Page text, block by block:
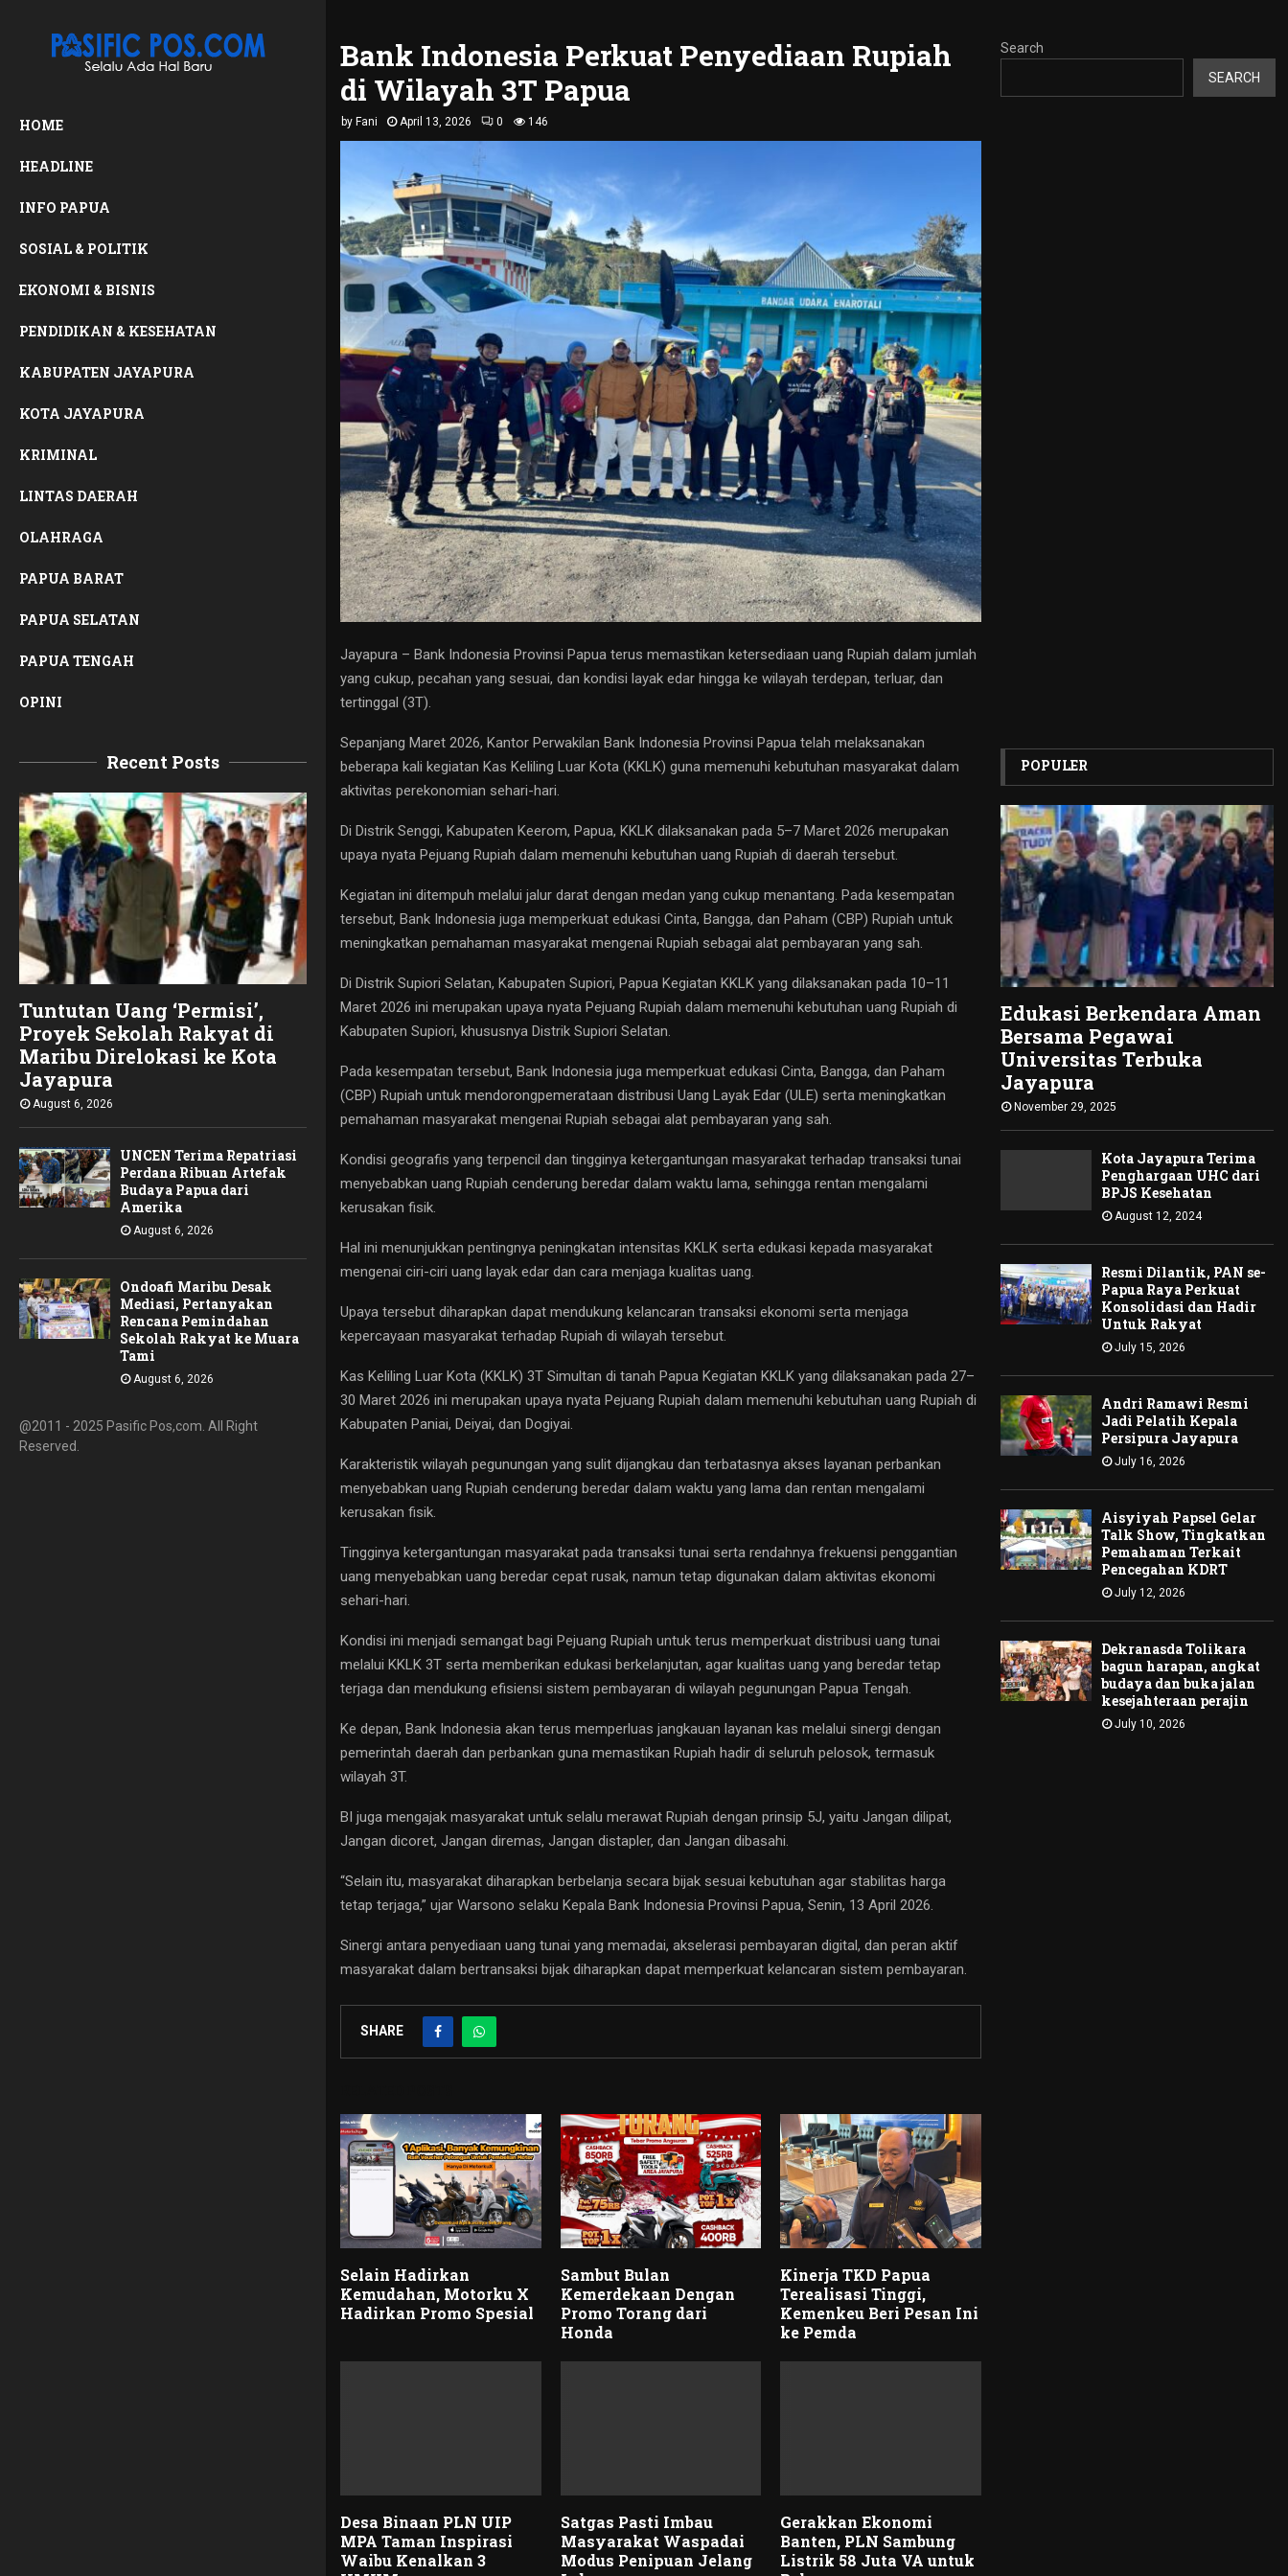
HOME
HEADLINE
INFO PAPUA
SOSIAL & POLITIK
EKONOMI & BISNIS
PENDIDIKAN & KESEHATAN
KABUPATEN JAYAPURA
KOTA JAYAPURA
KRIMINAL
LINTAS DAERAH
OLAHRAGA
PAPUA BARAT
PAPUA SELATAN
PAPUA TENGAH
OPINI
Recent Posts
Tuntutan Uang ‘Permisi’,
Proyek Sekolah Rakyat di
Maribu Direlokasi ke Kota
Jayapura
August 6, 2026
UNCEN Terima Repatriasi
Perdana Ribuan Artefak
Budaya Papua dari
Amerika ‎
August 6, 2026
Ondoafi Maribu Desak
Mediasi, Pertanyakan
Rencana Pemindahan
Sekolah Rakyat ke Muara
Tami
August 6, 2026
@2011 - 2025 Pasific Pos,com. All Right
Reserved.
Bank Indonesia Perkuat Penyediaan Rupiah
di Wilayah 3T Papua
by Fani April 13, 2026 0 146
Jayapura – Bank Indonesia Provinsi Papua terus memastikan ketersediaan uang Rupiah dalam jumlah
yang cukup, pecahan yang sesuai, dan kondisi layak edar hingga ke wilayah terdepan, terluar, dan
tertinggal (3T).
Sepanjang Maret 2026, Kantor Perwakilan Bank Indonesia Provinsi Papua telah melaksanakan
beberapa kali kegiatan Kas Keliling Luar Kota (KKLK) guna memenuhi kebutuhan masyarakat dalam
aktivitas perekonomian sehari-hari.
Di Distrik Senggi, Kabupaten Keerom, Papua, KKLK dilaksanakan pada 5–7 Maret 2026 merupakan
upaya nyata Pejuang Rupiah dalam memenuhi kebutuhan uang Rupiah di daerah tersebut.
Kegiatan ini ditempuh melalui jalur darat dengan medan yang cukup menantang. Pada kesempatan
tersebut, Bank Indonesia juga memperkuat edukasi Cinta, Bangga, dan Paham (CBP) Rupiah untuk
meningkatkan pemahaman masyarakat mengenai Rupiah sebagai alat pembayaran yang sah.
Di Distrik Supiori Selatan, Kabupaten Supiori, Papua Kegiatan KKLK yang dilaksanakan pada 10–11
Maret 2026 ini merupakan upaya nyata Pejuang Rupiah dalam memenuhi kebutuhan uang Rupiah di
Kabupaten Supiori, khususnya Distrik Supiori Selatan.
Pada kesempatan tersebut, Bank Indonesia juga memperkuat edukasi Cinta, Bangga, dan Paham
(CBP) Rupiah untuk mendorongpemerataan distribusi Uang Layak Edar (ULE) serta meningkatkan
pemahaman masyarakat mengenai Rupiah sebagai alat pembayaran yang sah.
Kondisi geografis yang terpencil dan tingginya ketergantungan masyarakat terhadap transaksi tunai
menyebabkan uang Rupiah cenderung beredar dalam waktu lama, sehingga rentan mengalami
kerusakan fisik.
Hal ini menunjukkan pentingnya peningkatan intensitas KKLK serta edukasi kepada masyarakat
mengenai ciri-ciri uang layak edar dan cara menjaga kualitas uang.
Upaya tersebut diharapkan dapat mendukung kelancaran transaksi ekonomi serta menjaga
kepercayaan masyarakat terhadap Rupiah di wilayah tersebut.
Kas Keliling Luar Kota (KKLK) 3T Simultan di tanah Papua Kegiatan KKLK yang dilaksanakan pada 27–
30 Maret 2026 ini merupakan upaya nyata Pejuang Rupiah dalam memenuhi kebutuhan uang Rupiah di
Kabupaten Paniai, Deiyai, dan Dogiyai.
Karakteristik wilayah pegunungan yang sulit dijangkau dan terbatasnya akses layanan perbankan
menyebabkan uang Rupiah cenderung beredar dalam waktu yang lama dan rentan mengalami
kerusakan fisik.
Tingginya ketergantungan masyarakat pada transaksi tunai serta rendahnya frekuensi penggantian
uang menyebabkan uang beredar cepat rusak, namun tetap digunakan dalam aktivitas ekonomi
sehari-hari.
Kondisi ini menjadi semangat bagi Pejuang Rupiah untuk terus memperkuat distribusi uang tunai
melalui KKLK 3T serta memberikan edukasi berkelanjutan, agar kualitas uang yang beredar tetap
terjaga dan mendukung efisiensi sistem pembayaran di wilayah pegunungan Papua Tengah.
Ke depan, Bank Indonesia akan terus memperluas jangkauan layanan kas melalui sinergi dengan
pemerintah daerah dan perbankan guna memastikan Rupiah hadir di seluruh pelosok, termasuk
wilayah 3T.
BI juga mengajak masyarakat untuk selalu merawat Rupiah dengan prinsip 5J, yaitu Jangan dilipat,
Jangan dicoret, Jangan diremas, Jangan distapler, dan Jangan dibasahi.
“Selain itu, masyarakat diharapkan berbelanja secara bijak sesuai kebutuhan agar stabilitas harga
tetap terjaga,” ujar Warsono selaku Kepala Bank Indonesia Provinsi Papua, Senin, 13 April 2026.
Sinergi antara penyediaan uang tunai yang memadai, akselerasi pembayaran digital, dan peran aktif
masyarakat dalam bertransaksi bijak diharapkan dapat memperkuat kelancaran sistem pembayaran.
SHARE
Selain Hadirkan
Kemudahan, Motorku X
Hadirkan Promo Spesial
Sambut Bulan
Kemerdekaan Dengan
Promo Torang dari
Honda
Kinerja TKD Papua
Terealisasi Tinggi,
Kemenkeu Beri Pesan Ini
ke Pemda
Desa Binaan PLN UIP
MPA Taman Inspirasi
Waibu Kenalkan 3
Satgas Pasti Imbau
Masyarakat Waspadai
Modus Penipuan Jelang
Gerakkan Ekonomi
Banten, PLN Sambung
Listrik 58 Juta VA untuk
Search
SEARCH
POPULER
Edukasi Berkendara Aman
Bersama Pegawai
Universitas Terbuka
Jayapura
November 29, 2025
Kota Jayapura Terima
Penghargaan UHC dari
BPJS Kesehatan
August 12, 2024
Resmi Dilantik, PAN se-
Papua Raya Perkuat
Konsolidasi dan Hadir
Untuk Rakyat
July 15, 2026
Andri Ramawi Resmi
Jadi Pelatih Kepala
Persipura Jayapura
July 16, 2026
Aisyiyah Papsel Gelar
Talk Show, Tingkatkan
Pemahaman Terkait
Pencegahan KDRT
July 12, 2026
Dekranasda Tolikara
bagun harapan, angkat
budaya dan buka jalan
kesejahteraan perajin
July 10, 2026